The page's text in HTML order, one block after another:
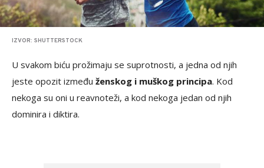
IZVOR: SHUTTERSTOCK
U svakom biću prožimaju se suprotnosti, a jedna od njih
jeste opozit između ženskog i muškog principa. Kod
nekoga su oni u reavnoteži, a kod nekoga jedan od njih
dominira i diktira.